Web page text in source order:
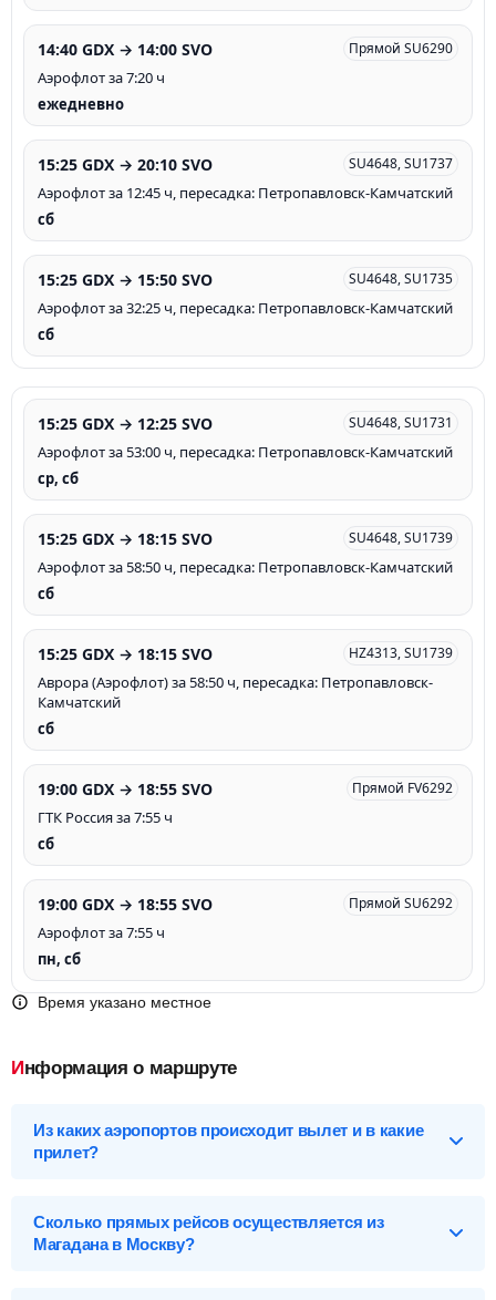
14:40 GDX → 14:00 SVO Прямой SU6290
Аэрофлот за 7:20 ч
ежедневно
15:25 GDX → 20:10 SVO SU4648, SU1737
Аэрофлот за 12:45 ч, пересадка: Петропавловск-Камчатский
сб
15:25 GDX → 15:50 SVO SU4648, SU1735
Аэрофлот за 32:25 ч, пересадка: Петропавловск-Камчатский
сб
15:25 GDX → 12:25 SVO SU4648, SU1731
Аэрофлот за 53:00 ч, пересадка: Петропавловск-Камчатский
ср, сб
15:25 GDX → 18:15 SVO SU4648, SU1739
Аэрофлот за 58:50 ч, пересадка: Петропавловск-Камчатский
сб
15:25 GDX → 18:15 SVO HZ4313, SU1739
Аврора (Аэрофлот) за 58:50 ч, пересадка: Петропавловск-
Камчатский
сб
19:00 GDX → 18:55 SVO Прямой FV6292
ГТК Россия за 7:55 ч
сб
19:00 GDX → 18:55 SVO Прямой SU6292
Аэрофлот за 7:55 ч
пн, сб
Время указано местное
Информация о маршруте
Из каких аэропортов происходит вылет и в какие
прилет?
Магадан (GDX), Россия
Сколько прямых рейсов осуществляется из
Магадана в Москву?